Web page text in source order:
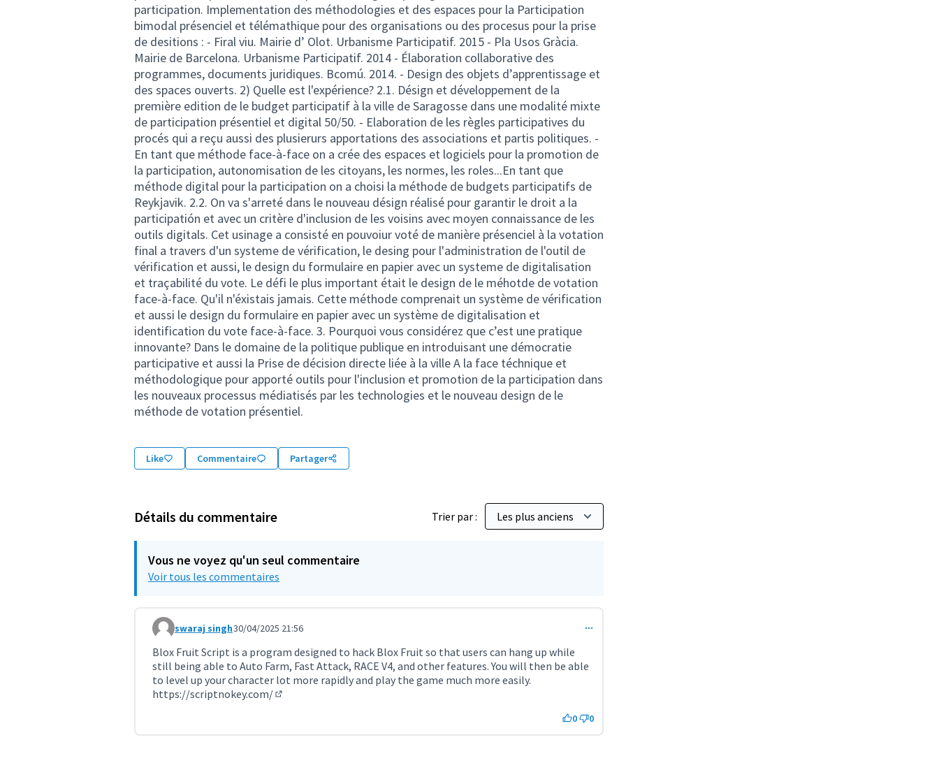
participation. Implementation des méthodologies et des espaces pour la Participation
bimodal présenciel et télémathique pour des organisations ou des procesus pour la prise
de desitions : - Firal viu. Mairie d’ Olot. Urbanisme Participatif. 2015 - Pla Usos Gràcia.
Mairie de Barcelona. Urbanisme Participatif. 2014 - Élaboration collaborative des
programmes, documents juridiques. Bcomú. 2014. - Design des objets d’apprentissage et
des spaces ouverts. 2) Quelle est l'expérience? 2.1. Désign et développement de la
première edition de le budget participatif à la ville de Saragosse dans une modalité mixte
de participation présentiel et digital 50/50. - Elaboration de les règles participatives du
procés qui a reçu aussi des plusierurs apportations des associations et partis politiques. -
En tant que méthode face-à-face on a crée des espaces et logiciels pour la promotion de
la participation, autonomisation de les citoyans, les normes, les roles...En tant que
méthode digital pour la participation on a choisi la méthode de budgets participatifs de
Reykjavik. 2.2. On va s'arreté dans le nouveau désign réalisé pour garantir le droit a la
participatión et avec un critère d'inclusion de les voisins avec moyen connaissance de les
outils digitals. Cet usinage a consisté en pouvoiur voté de manière présenciel à la votation
final a travers d'un systeme de vérification, le desing pour l'administration de l'outil de
vérification et aussi, le design du formulaire en papier avec un systeme de digitalisation
et traçabilité du vote. Le défi le plus important était le design de le méhotde de votation
face-à-face. Qu'il n'éxistais jamais. Cette méthode comprenait un système de vérification
et aussi le design du formulaire en papier avec un système de digitalisation et
identification du vote face-à-face. 3. Pourquoi vous considérez que c’est une pratique
innovante? Dans le domaine de la politique publique en introduisant une démocratie
participative et aussi la Prise de décision directe liée à la ville A la face téchnique et
méthodologique pour apporté outils pour l'inclusion et promotion de la participation dans
les nouveaux processus médiatisés par les technologies et le nouveau design de le
méthode de votation présentiel.
Like Commentaire Partager
Détails du commentaire Trier par :
Vous ne voyez qu'un seul commentaire
Voir tous les commentaires
Commentaire 11308
swaraj singh30/04/2025 21:56
Blox Fruit Script is a program designed to hack Blox Fruit so that users can hang up while
still being able to Auto Farm, Fast Attack, RACE V4, and other features. You will then be able
to level up your character lot more rapidly and play the game much more easily.
https://scriptnokey.com/
0 0